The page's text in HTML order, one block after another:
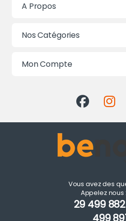
A Propos
Nos Catégories
Mon Compte
Vous avez des
Appelez nous
29 499
499